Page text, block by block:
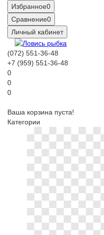
Избранное0
Сравнение0
Личный кабинет
(072) 551-36-48
+7 (959) 551-36-48
0
0
0
Ваша корзина пуста!
Категории